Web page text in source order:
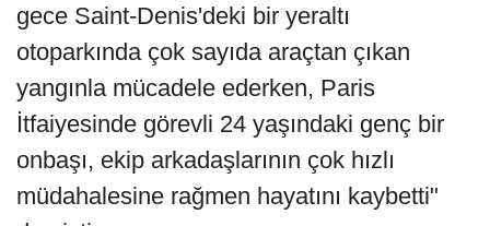
gece Saint-Denis'deki bir yeraltı
otoparkında çok sayıda araçtan çıkan
yangınla mücadele ederken, Paris
İtfaiyesinde görevli 24 yaşındaki genç bir
onbaşı, ekip arkadaşlarının çok hızlı
müdahalesine rağmen hayatını kaybetti"